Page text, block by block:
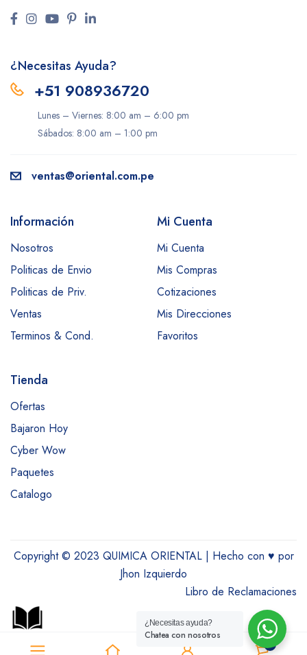
¿Necesitas Ayuda?
+51 908936720
Lunes – Viernes: 8:00 am – 6:00 pm
Sábados: 8:00 am – 1:00 pm
ventas@oriental.com.pe
Información
Nosotros
Politicas de Envio
Politicas de Priv.
Ventas
Terminos & Cond.
Mi Cuenta
Mi Cuenta
Mis Compras
Cotizaciones
Mis Direcciones
Favoritos
Tienda
Ofertas
Bajaron Hoy
Cyber Wow
Paquetes
Catalogo
Copyright © 2023 QUIMICA ORIENTAL | Hecho con ♥ por
Jhon Izquierdo
Libro de Reclamaciones
¿Necesitas ayuda?
Chatea con nosotros